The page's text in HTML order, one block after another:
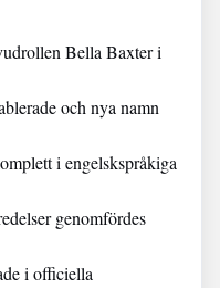
Bella Baxter i
och nya namn
i engelskspråkiga
genomfördes
i officiella